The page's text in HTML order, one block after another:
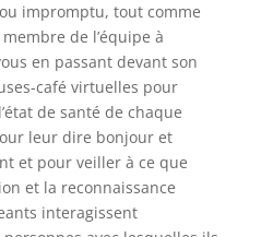
impromptu, tout comme
de l’équipe à
en passant devant son
café virtuelles pour
de santé de chaque
leur dire bonjour et
et pour veiller à ce que
et la reconnaissance
interagissent